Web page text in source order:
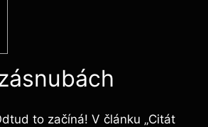
to začíná! V článku „Citát